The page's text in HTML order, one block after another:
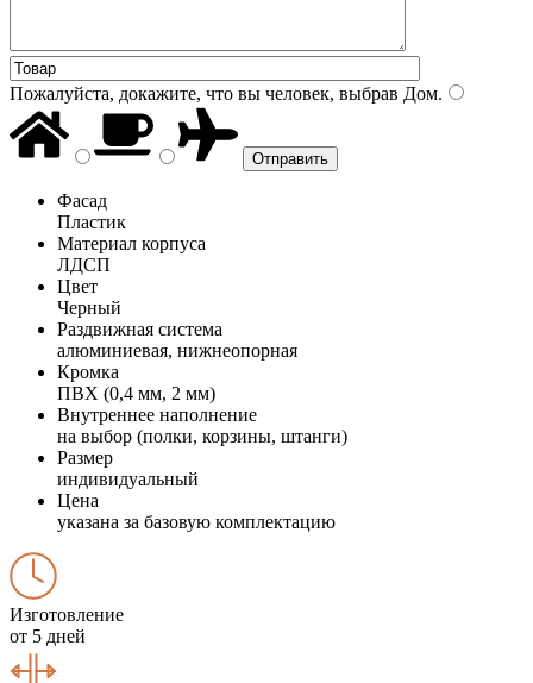
Пожалуйста, докажите, что вы человек, выбрав Дом.
Фасад
Пластик
Материал корпуса
ЛДСП
Цвет
Черный
Раздвижная система
алюминиевая, нижнеопорная
Кромка
ПВХ (0,4 мм, 2 мм)
Внутреннее наполнение
на выбор (полки, корзины, штанги)
Размер
индивидуальный
Цена
указана за базовую комплектацию
Изготовление
от 5 дней